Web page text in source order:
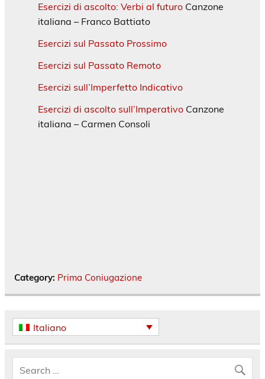
Esercizi di ascolto: Verbi al futuro Canzone
italiana – Franco Battiato
Esercizi sul Passato Prossimo
Esercizi sul Passato Remoto
Esercizi sull’Imperfetto Indicativo
Esercizi di ascolto sull’Imperativo Canzone
italiana – Carmen Consoli
Category: Prima Coniugazione
Italiano